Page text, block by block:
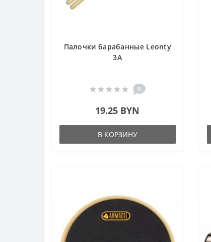
Палочки барабанные Leonty
3A
0
19.25 BYN
В КОРЗИНУ